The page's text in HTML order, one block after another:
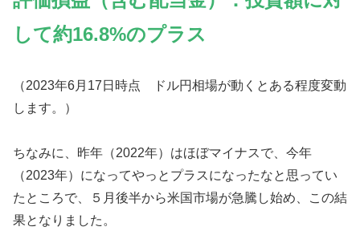
して約16.8%のプラス
（2023年6月17日時点 ドル円相場が動くとある程度変動
します。）
ちなみに、昨年（2022年）はほぼマイナスで、今年
（2023年）になってやっとプラスになったなと思ってい
たところで、５月後半から米国市場が急騰し始め、この結
果となりました。